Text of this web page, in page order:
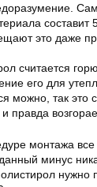
составит
это даже
считается
его для
можно, так это
правда
монтажа все
минус
нужно